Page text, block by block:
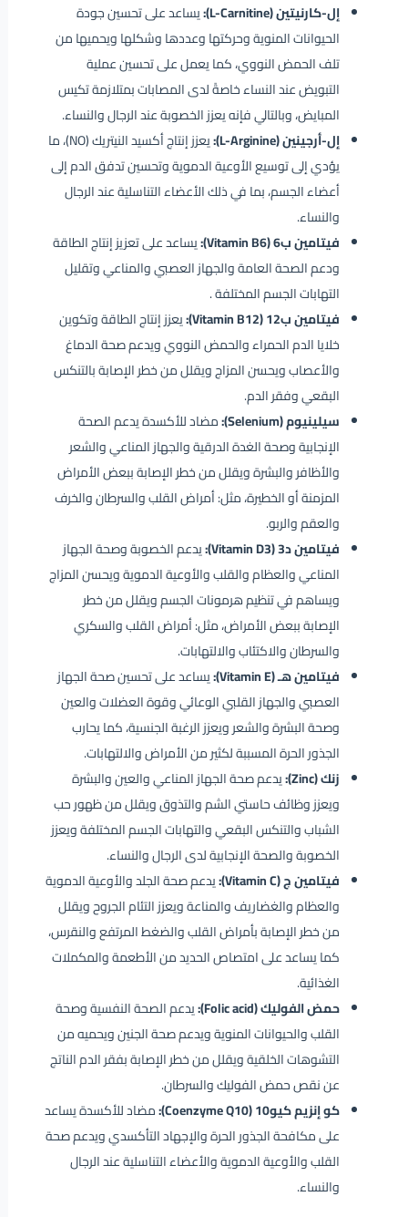
إل-كارنيتين (L-Carnitine):
يساعد على تحسين جودة
الحيوانات المنوية وحركتها وعددها وشكلها ويحميها من
تلف الحمض النووي، كما يعمل على تحسين عملية
التبويض عند النساء خاصةً لدى المصابات بمتلازمة تكيس
المبايض، وبالتالي فإنه يعزز الخصوبة عند الرجال والنساء.
إل-أرجينين (L-Arginine):
يعزز إنتاج أكسيد النيتريك (NO)، ما
يؤدي إلى توسيع الأوعية الدموية وتحسين تدفق الدم إلى
أعضاء الجسم، بما في ذلك الأعضاء التناسلية عند الرجال
والنساء.
فيتامين ب6 (Vitamin B6):
يساعد على تعزيز إنتاج الطاقة
ودعم الصحة العامة والجهاز العصبي والمناعي وتقليل
التهابات الجسم المختلفة .
فيتامين ب12 (Vitamin B12):
يعزز إنتاج الطاقة وتكوين
خلايا الدم الحمراء والحمض النووي ويدعم صحة الدماغ
والأعصاب ويحسن المزاج ويقلل من خطر الإصابة بالتنكس
البقعي وفقر الدم.
سيلينيوم (Selenium):
مضاد للأكسدة يدعم الصحة
الإنجابية وصحة الغدة الدرقية والجهاز المناعي والشعر
والأظافر والبشرة ويقلل من خطر الإصابة ببعض الأمراض
المزمنة أو الخطيرة، مثل: أمراض القلب والسرطان والخرف
والعقم والربو.
فيتامين د3 (Vitamin D3):
يدعم الخصوبة وصحة الجهاز
المناعي والعظام والقلب والأوعية الدموية ويحسن المزاج
ويساهم في تنظيم هرمونات الجسم ويقلل من خطر
الإصابة ببعض الأمراض، مثل: أمراض القلب والسكري
والسرطان والاكتئاب والالتهابات.
فيتامين هـ (Vitamin E):
يساعد على تحسين صحة الجهاز
العصبي والجهاز القلبي الوعائي وقوة العضلات والعين
وصحة البشرة والشعر ويعزز الرغبة الجنسية، كما يحارب
الجذور الحرة المسببة لكثير من الأمراض والالتهابات.
زنك (Zinc):
يدعم صحة الجهاز المناعي والعين والبشرة
ويعزز وظائف حاستي الشم والتذوق ويقلل من ظهور حب
الشباب والتنكس البقعي والتهابات الجسم المختلفة ويعزز
الخصوبة والصحة الإنجابية لدى الرجال والنساء.
فيتامين ج (Vitamin C):
يدعم صحة الجلد والأوعية الدموية
والعظام والغضاريف والمناعة ويعزز التئام الجروح ويقلل
من خطر الإصابة بأمراض القلب والضغط المرتفع والنقرس،
كما يساعد على امتصاص الحديد من الأطعمة والمكملات
الغذائية.
حمض الفوليك (Folic acid):
يدعم الصحة النفسية وصحة
القلب والحيوانات المنوية ويدعم صحة الجنين ويحميه من
التشوهات الخلقية ويقلل من خطر الإصابة بفقر الدم الناتج
عن نقص حمض الفوليك والسرطان.
كو إنزيم كيو10 (Coenzyme Q10):
مضاد للأكسدة يساعد
على مكافحة الجذور الحرة والإجهاد التأكسدي ويدعم صحة
القلب والأوعية الدموية والأعضاء التناسلية عند الرجال
والنساء.